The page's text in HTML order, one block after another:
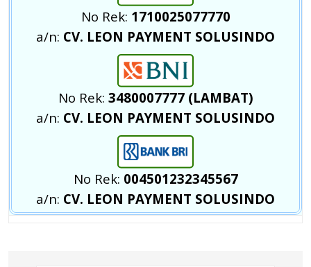
No Rek: 1710025077770
a/n: CV. LEON PAYMENT SOLUSINDO
No Rek: 3480007777 (LAMBAT)
a/n: CV. LEON PAYMENT SOLUSINDO
No Rek: 004501232345567
a/n: CV. LEON PAYMENT SOLUSINDO